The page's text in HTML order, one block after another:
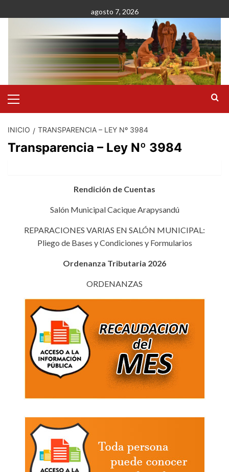
al
agosto 7, 2026
primario
INICIO TRANSPARENCIA – LEY Nº 3984
Transparencia – Ley Nº 3984
Rendición de Cuentas
Salón Municipal Cacique Arapysandú
REPARACIONES VARIAS EN SALÓN MUNICIPAL:
Pliego de Bases y Condiciones y Formularios
Ordenanza Tributaria 2026
ORDENANZAS